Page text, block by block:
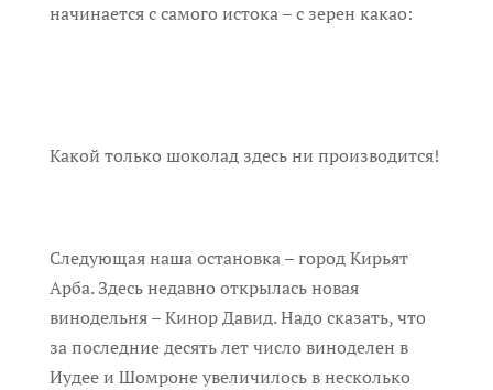
начинается с самого истока – с зерен какао:
Какой только шоколад здесь ни производится!
Следующая наша остановка – город Кирьят
Арба. Здесь недавно открылась новая
винодельня – Кинор Давид. Надо сказать, что
за последние десять лет число виноделен в
Иудее и Шомроне увеличилось в несколько